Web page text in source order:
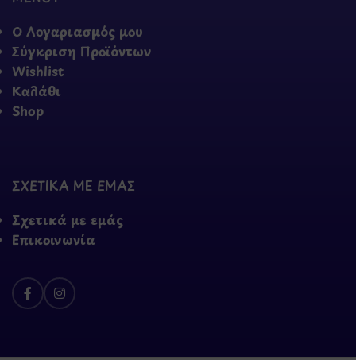
Ο Λογαριασμός μου
Σύγκριση Προϊόντων
Wishlist
Καλάθι
Shop
ΣΧΕΤΙΚΑ ΜΕ ΕΜΑΣ
Σχετικά με εμάς
Επικοινωνία